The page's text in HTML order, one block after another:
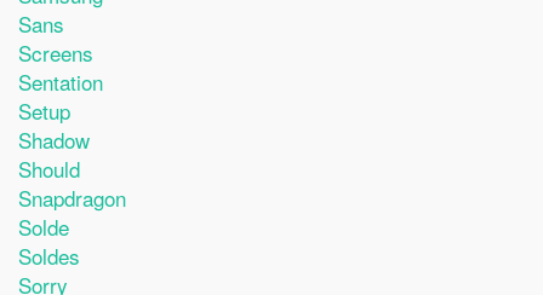
Sans
Screens
Sentation
Setup
Shadow
Should
Snapdragon
Solde
Soldes
Sorry